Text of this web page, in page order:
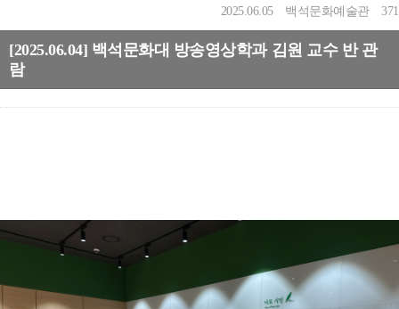
2025.06.05 백석문화예술관 371
[2025.06.04] 백석문화대 방송영상학과 김원 교수 반 관
람